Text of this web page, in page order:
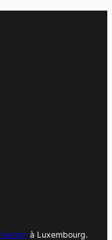
à Luxembourg.